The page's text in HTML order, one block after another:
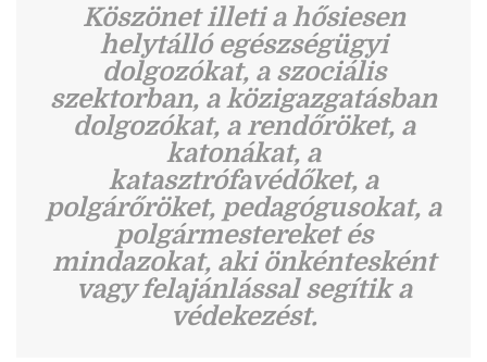
Köszönet illeti a hősiesen
helytálló egészségügyi
dolgozókat, a szociális
szektorban, a közigazgatásban
dolgozókat, a rendőröket, a
katonákat, a
katasztrófavédőket, a
polgárőröket, pedagógusokat, a
polgármestereket és
mindazokat, aki önkéntesként
vagy felajánlással segítik a
védekezést.